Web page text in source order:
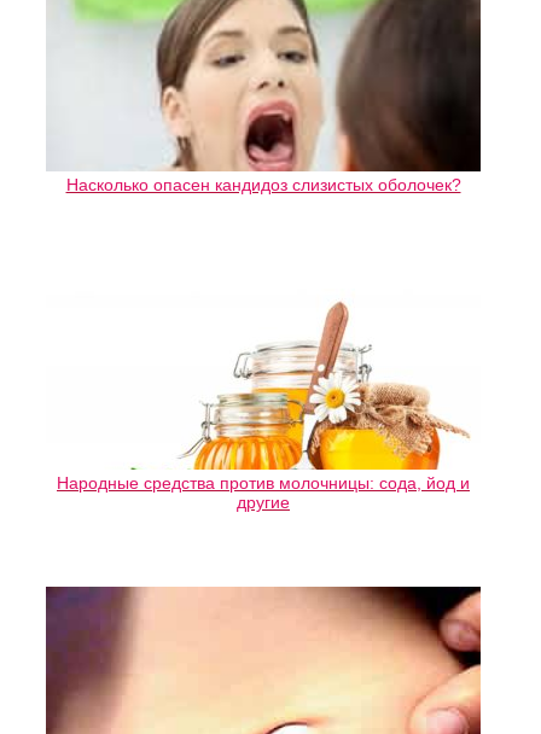
Насколько опасен кандидоз слизистых оболочек?
Народные средства против молочницы: сода, йод и
другие